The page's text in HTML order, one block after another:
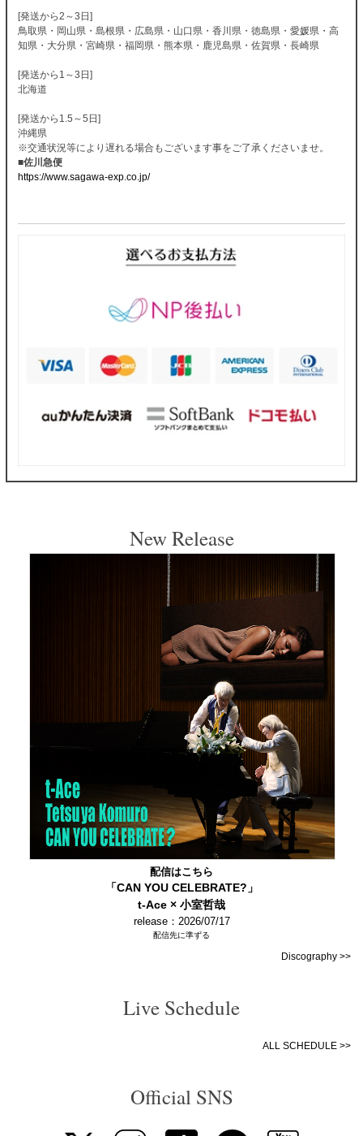
[発送から2～3日]
鳥取県・岡山県・島根県・広島県・山口県・香川県・徳島県・愛媛県・高
知県・大分県・宮崎県・福岡県・熊本県・鹿児島県・佐賀県・長崎県
[発送から1～3日]
北海道
[発送から1.5～5日]
沖縄県
※交通状況等により遅れる場合もございます事をご了承くださいませ。
■佐川急便
https://www.sagawa-exp.co.jp/
New Release
配信はこちら
「CAN YOU CELEBRATE?」
t-Ace × 小室哲哉
release：2026/07/17
配信先に準ずる
Discography >>
Live Schedule
ALL SCHEDULE >>
Official SNS